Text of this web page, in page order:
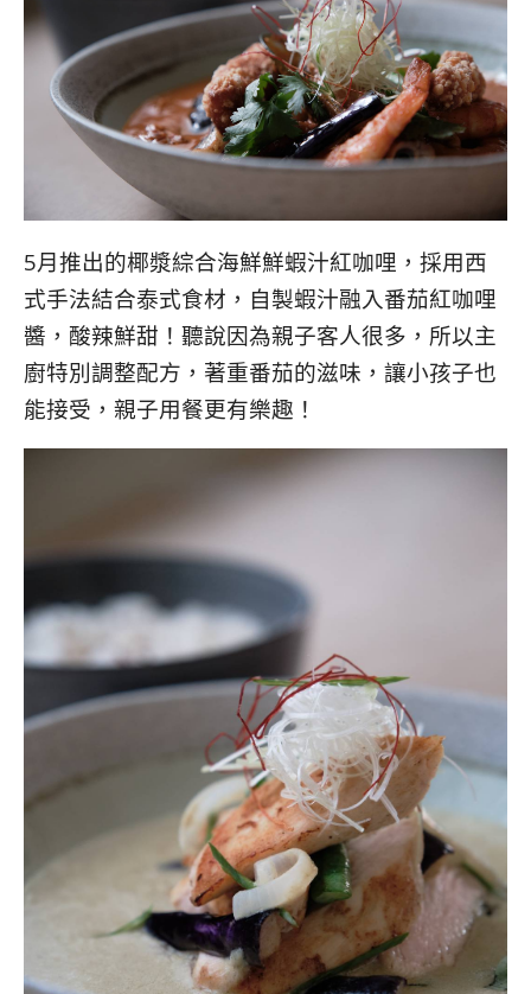
5月推出的椰漿綜合海鮮鮮蝦汁紅咖哩，採用西
式手法結合泰式食材，自製蝦汁融入番茄紅咖哩
醬，酸辣鮮甜！聽說因為親子客人很多，所以主
廚特別調整配方，著重番茄的滋味，讓小孩子也
能接受，親子用餐更有樂趣！